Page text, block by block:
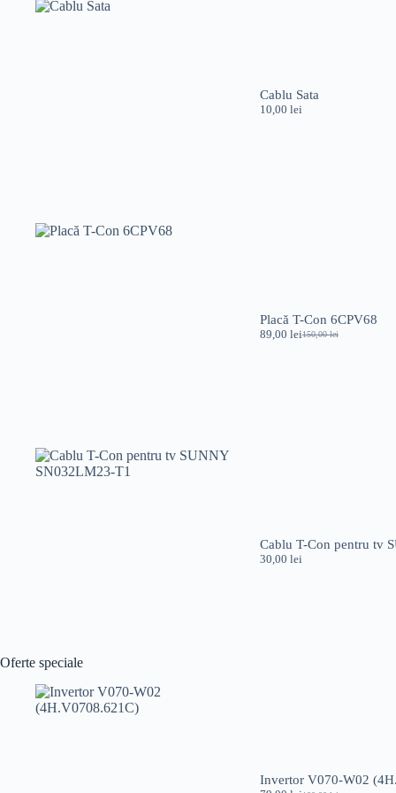
Cablu Sata
10,00 lei
Placă T-Con 6CPV68
150,00lei
Prețul
89,00 leiPrețul
Cablu T-Con pentru tv
30,00 lei
Oferte speciale
Invertor V070-W02